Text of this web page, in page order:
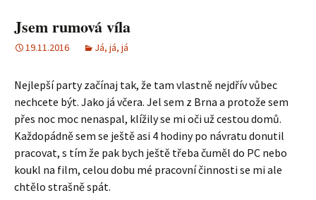
Jsem rumová víla
19.11.2016 Já, já, já
Nejlepší party začínaj tak, že tam vlastně nejdřív vůbec
nechcete být. Jako já včera. Jel sem z Brna a protože sem
přes noc moc nenaspal, klížily se mi oči už cestou domů.
Každopádně sem se ještě asi 4 hodiny po návratu donutil
pracovat, s tím že pak bych ještě třeba čuměl do PC nebo
koukl na film, celou dobu mé pracovní činnosti se mi ale
chtělo strašně spát.